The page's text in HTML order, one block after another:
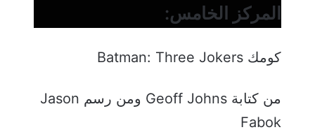
المركز الخامس:
كومك Batman: Three Jokers
من كتابة Geoff Johns ومن رسم Jason
Fabok